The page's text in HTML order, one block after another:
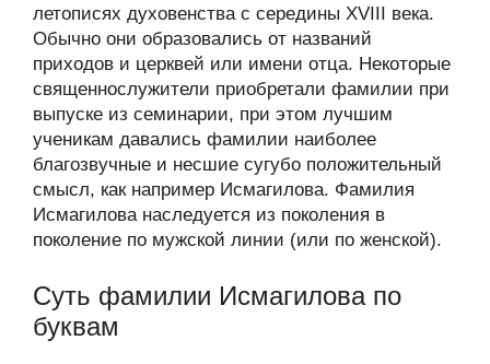
летописях духовенства с середины XVIII века.
Обычно они образовались от названий
приходов и церквей или имени отца. Некоторые
священнослужители приобретали фамилии при
выпуске из семинарии, при этом лучшим
ученикам давались фамилии наиболее
благозвучные и несшие сугубо положительный
смысл, как например Исмагилова. Фамилия
Исмагилова наследуется из поколения в
поколение по мужской линии (или по женской).
Суть фамилии Исмагилова по
буквам